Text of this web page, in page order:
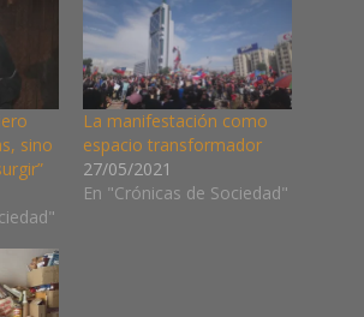
sino
La manifestación como
espacio transformador
27/05/2021
En "Crónicas de Sociedad"